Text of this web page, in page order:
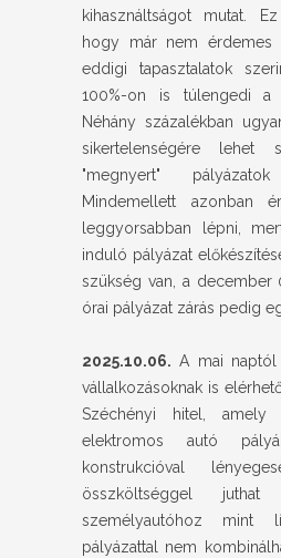
kihasználtságot mutat.
hogy már nem érdemes
eddigi tapasztalatok
100%-on is túlengedi a
Néhány százalékban
sikertelenségére lehet
"megnyert"
Mindemellett azonban
leggyorsabban lépni,
induló pályázat
szükség van, a december
órai pályázat zárás pedig
2025.10.06. A mai
vállalkozásoknak is
Széchényi hitel, amely
elektromos autó
konstrukcióval
összköltséggel
személyautóhoz mint
pályázattal nem